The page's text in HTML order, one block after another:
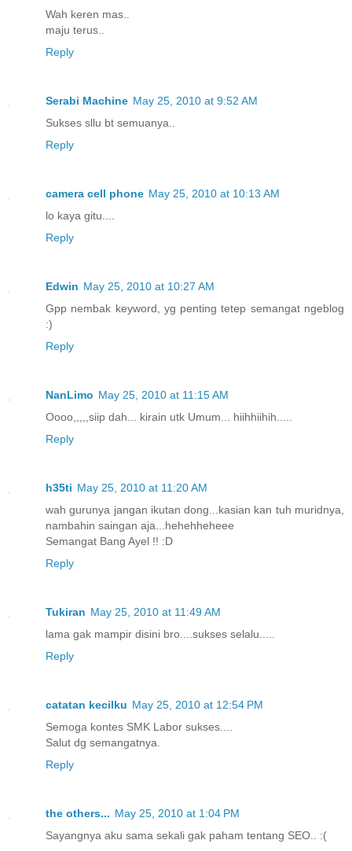
Wah keren mas..
maju terus..
Reply
Serabi Machine May 25, 2010 at 9:52 AM
Sukses sllu bt semuanya..
Reply
camera cell phone May 25, 2010 at 10:13 AM
lo kaya gitu....
Reply
Edwin May 25, 2010 at 10:27 AM
Gpp nembak keyword, yg penting tetep semangat ngeblog
:)
Reply
NanLimo May 25, 2010 at 11:15 AM
Oooo,,,,,siip dah... kirain utk Umum... hiihhiihih.....
Reply
h35ti May 25, 2010 at 11:20 AM
wah gurunya jangan ikutan dong...kasian kan tuh muridnya,
nambahin saingan aja...hehehheheee
Semangat Bang Ayel !! :D
Reply
Tukiran May 25, 2010 at 11:49 AM
lama gak mampir disini bro....sukses selalu.....
Reply
catatan kecilku May 25, 2010 at 12:54 PM
Semoga kontes SMK Labor sukses....
Salut dg semangatnya.
Reply
the others... May 25, 2010 at 1:04 PM
Sayangnya aku sama sekali gak paham tentang SEO.. :(